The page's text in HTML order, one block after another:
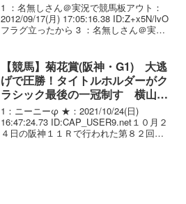
1 ：名無しさん＠実況で競馬板アウト：
2012/09/17(月) 17:05:16.38 ID:Z+x5N/lvO
フラグ立ったから 3 ：名無しさん＠実況
【競馬】菊花賞(阪神・G1) 大逃
げで圧勝！タイトルホルダーがク
ラシック最後の一冠制す 横山武
史は別の馬でクラシック2冠達成
1：ニーニーφ ★：2021/10/24(日)
16:47:24.73 ID:CAP_USER9.net１０月２
４日の阪神１１Ｒで行われた第８２回菊